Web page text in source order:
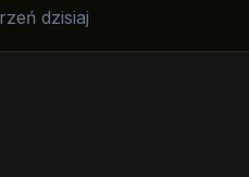
dzisiaj